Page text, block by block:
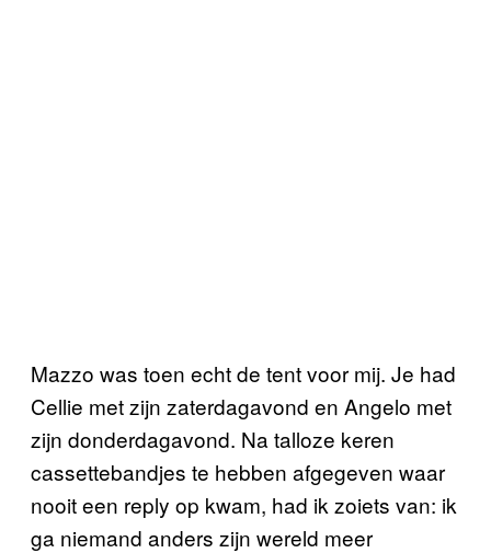
Mazzo was toen echt de tent voor mij. Je had
Cellie met zijn zaterdagavond en Angelo met
zijn donderdagavond. Na talloze keren
cassettebandjes te hebben afgegeven waar
nooit een reply op kwam, had ik zoiets van: ik
ga niemand anders zijn wereld meer